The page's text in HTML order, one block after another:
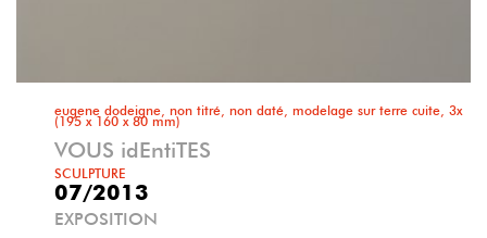
eugene dodeigne, non titré, non daté, modelage sur terre cuite, 3x
(195 x 160 x 80 mm)
VOUS idEntiTES
SCULPTURE
07/2013
EXPOSITION